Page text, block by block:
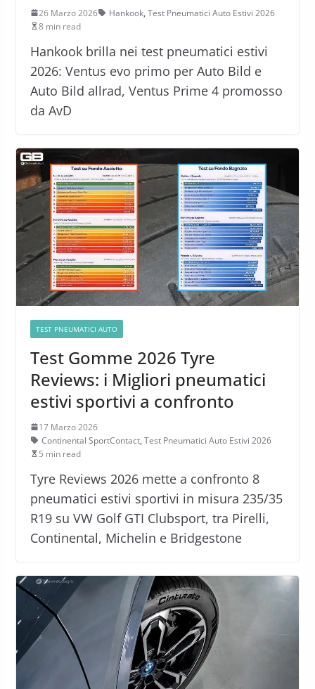
26 Marzo 2026 Hankook, Test Pneumatici Auto Estivi 2026
8 min read
Hankook brilla nei test pneumatici estivi
2026: Ventus evo primo per Auto Bild e
Auto Bild allrad, Ventus Prime 4 promosso
da AvD
TEST PNEUMATICI AUTO
Test Gomme 2026 Tyre
Reviews: i Migliori pneumatici
estivi sportivi a confronto
17 Marzo 2026
Continental SportContact, Test Pneumatici Auto Estivi 2026
5 min read
Tyre Reviews 2026 mette a confronto 8
pneumatici estivi sportivi in misura 235/35
R19 su VW Golf GTI Clubsport, tra Pirelli,
Continental, Michelin e Bridgestone